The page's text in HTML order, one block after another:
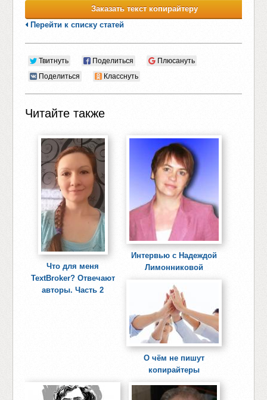
Заказать текст копирайтеру
Перейти к списку статей
Твитнуть Поделиться
Плюсануть
Поделиться
Класснуть
Читайте также
Что для меня
TextBroker? Отвечают
авторы. Часть 2
Интервью с Надеждой
Лимонниковой
О чём не пишут
копирайтеры